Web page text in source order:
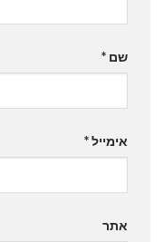
שם *
אימייל*
אתר